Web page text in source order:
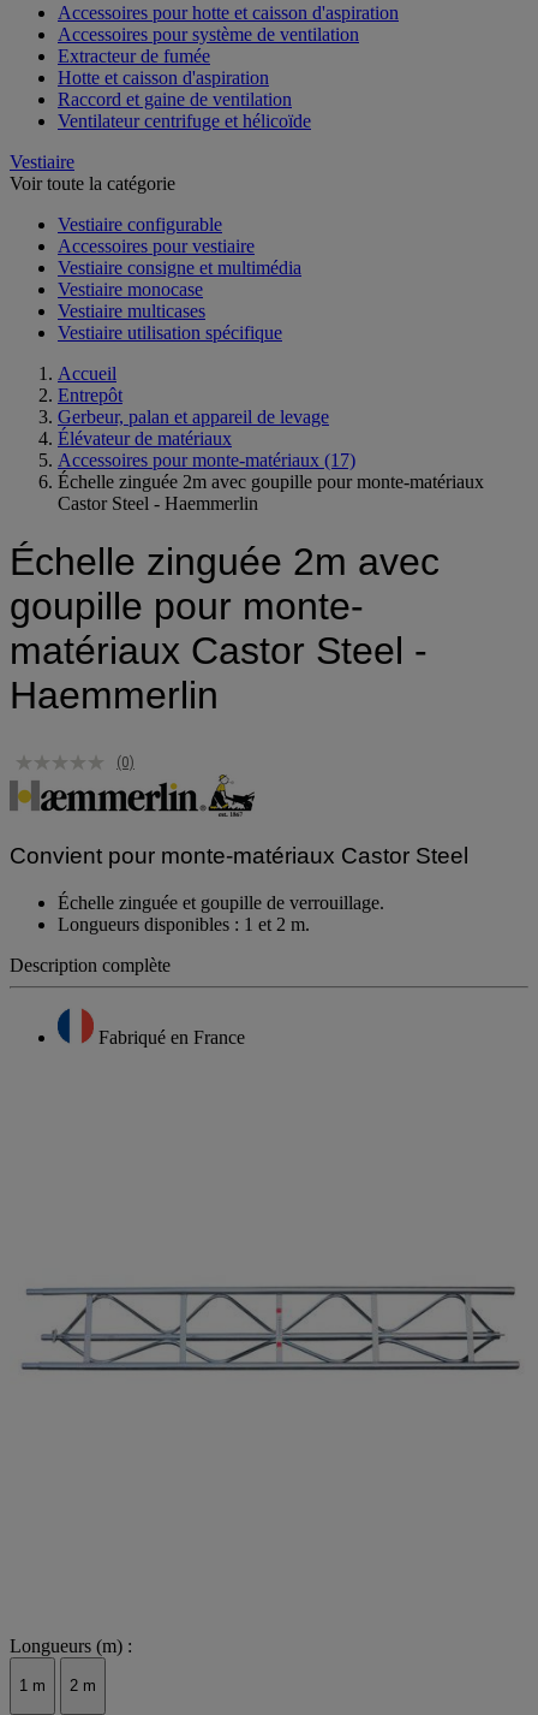
Accessoires pour hotte et caisson d'aspiration
Accessoires pour système de ventilation
Extracteur de fumée
Hotte et caisson d'aspiration
Raccord et gaine de ventilation
Ventilateur centrifuge et hélicoïde
Vestiaire
Voir toute la catégorie
Vestiaire configurable
Accessoires pour vestiaire
Vestiaire consigne et multimédia
Vestiaire monocase
Vestiaire multicases
Vestiaire utilisation spécifique
Accueil
Entrepôt
Gerbeur, palan et appareil de levage
Élévateur de matériaux
Accessoires pour monte-matériaux (17)
Échelle zinguée 2m avec goupille pour monte-matériaux
Castor Steel - Haemmerlin
Échelle zinguée 2m avec
goupille pour monte-
matériaux Castor Steel -
Haemmerlin
(0)
Convient pour monte-matériaux Castor Steel
Échelle zinguée et goupille de verrouillage.
Longueurs disponibles : 1 et 2 m.
Description complète
Fabriqué en France
Longueurs (m) :
1 m 2 m